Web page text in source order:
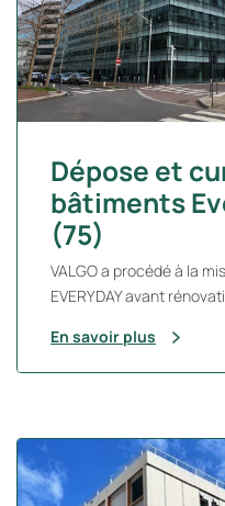
Dépose et
bâtiments
(75)
VALGO a procédé à la
EVERYDAY avant
En savoir plus